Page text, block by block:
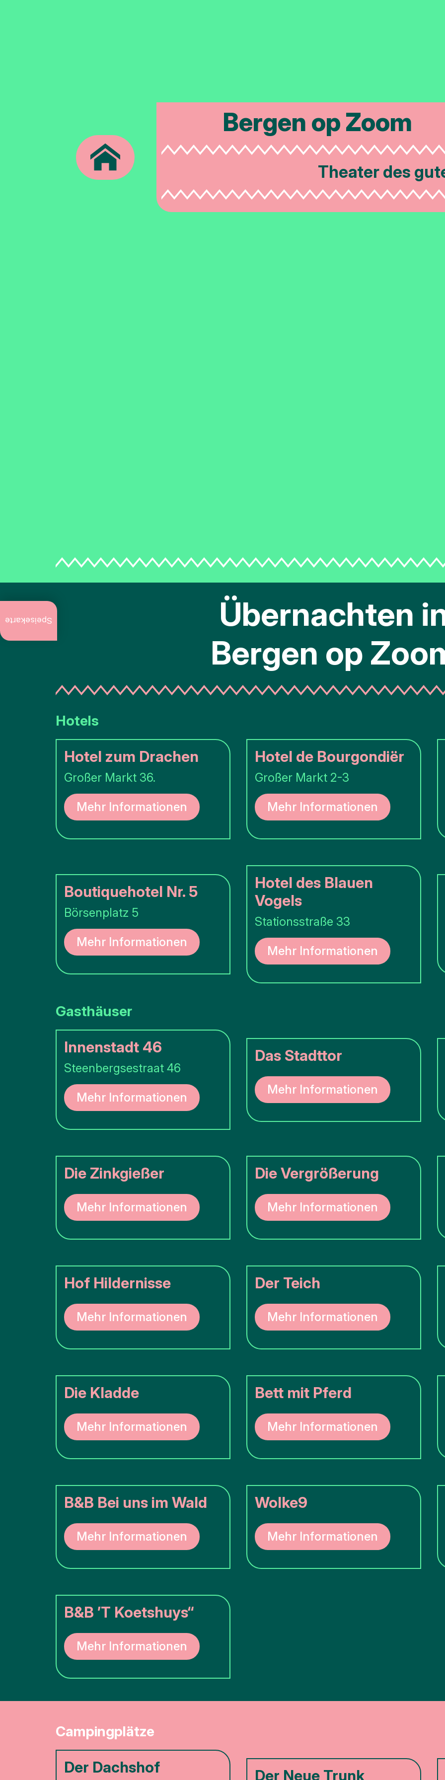
zu tun
Jährliche
Stadtführungen
Speisekarte
Bergen op Zoom
Theater des
Übernachten
Bergen op
Hotels
Hotel zum Drachen
Großer Markt 36.
Mehr Informationen
Hotel de Bourgondiër
Großer Markt 2-3
Mehr Informationen
Boutiquehotel Nr. 5
Börsenplatz 5
Mehr Informationen
Hotel des Blauen
Vogels
Stationsstraße 33
Mehr Informationen
Gasthäuser
Innenstadt 46
Steenbergsestraat 46
Mehr Informationen
Das Stadttor
Mehr Informationen
Die Zinkgießer
Mehr Informationen
Die Vergrößerung
Mehr Informationen
Hof Hildernisse
Mehr Informationen
Der Teich
Mehr Informationen
Die Kladde
Mehr Informationen
Bett mit Pferd
Mehr Informationen
B&B Bei uns im Wald
Mehr Informationen
Wolke9
Mehr Informationen
B&B ’T Koetshuys“
Mehr Informationen
Campingplätze
Der Dachshof Der Neue Trunk